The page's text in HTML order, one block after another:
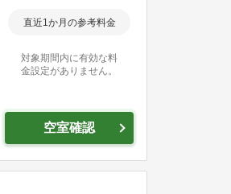
直近1か月の参考料金
対象期間内に有効な料
金設定がありません。
空室確認